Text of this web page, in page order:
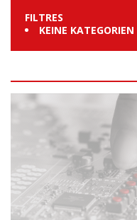
FILTRES
KEINE KATEGORIEN